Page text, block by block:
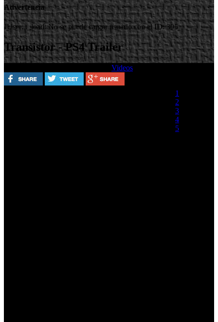
Advertencia
JUser: :_load: No se puede cargar usuario con el ID: 395
Transistor - PS4 Trailer
Videos
1
2
3
4
5